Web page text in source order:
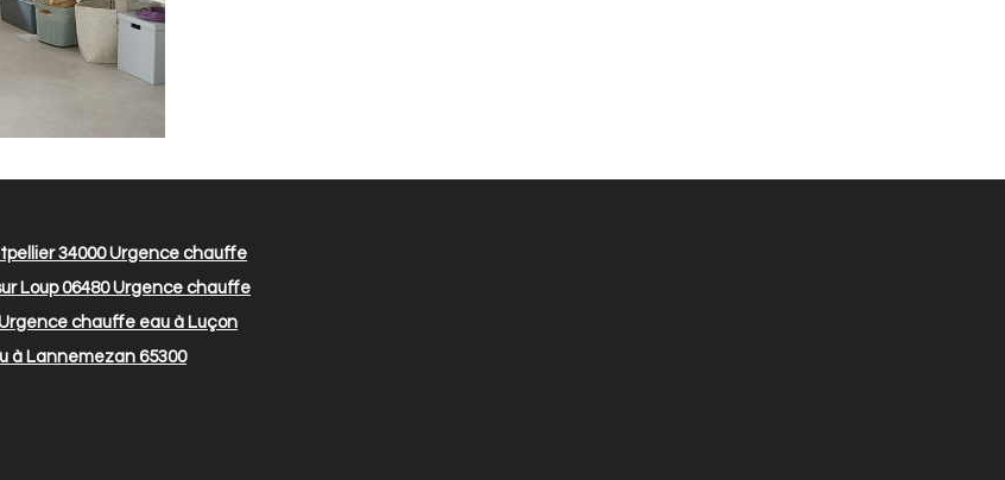
34000Urgence chauffe
Loup 06480Urgence chauffe
chauffe eau à Luçon
à Lannemezan 65300